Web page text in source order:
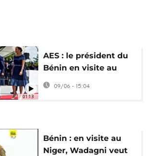
01:13
AES : le président du
Bénin en visite au
Niger en signe
d'apaisement
09/06 - 15:04
Bénin : en visite au
Niger, Wadagni veut